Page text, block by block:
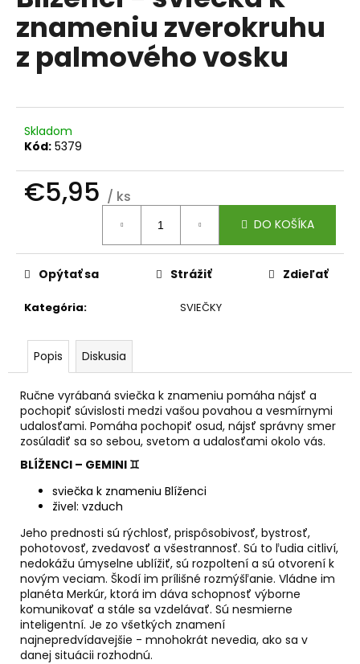
z
5
hviezdičiek.
znameniu zverokruhu
z palmového vosku
Skladom
Kód: 5379
€5,95 / ks
DO KOŠÍKA
Kategória: SVIEČKY
Opýtať sa Strážiť Zdieľať
Popis Diskusia
Ručne vyrábaná sviečka k znameniu pomáha nájsť a
pochopiť súvislosti medzi vašou povahou a vesmírnymi
udalosťami. Pomáha pochopiť osud, nájsť správny smer
zosúladiť sa so sebou, svetom a udalosťami okolo vás.
BLÍŽENCI – GEMINI ♊
sviečka k znameniu Blíženci
živel: vzduch
Jeho prednosti sú rýchlosť, prispôsobivosť, bystrosť,
pohotovosť, zvedavosť a všestrannosť. Sú to ľudia citliví,
nedokážu úmyselne ublížiť, sú rozpoltení a sú otvorení k
novým veciam. Škodí im prílišné rozmýšľanie. Vládne im
planéta Merkúr, ktorá im dáva schopnosť výborne
komunikovať a stále sa vzdelávať. Sú nesmierne
inteligentní. Je zo všetkých znamení
najnepredvídavejšie - mnohokrát nevedia, ako sa v
danej situácii rozhodnú.
á
j
s
?
O
d
o
a
m
e
ALFA
OMEGA
€59